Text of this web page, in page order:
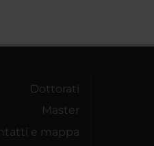
Dottorati
Master
e mappa